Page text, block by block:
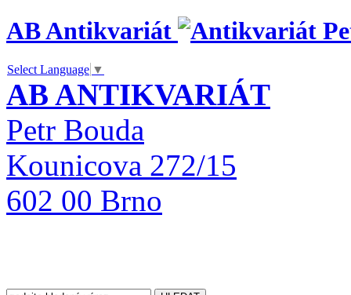
AB Antikvariát
Select Language ▼
AB ANTIKVARIÁT
Petr Bouda
Kounicova 272/15
602 00 Brno